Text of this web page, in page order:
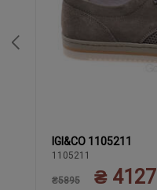
39 40 41
IGI&CO 1105211
1105211
₴5895 ₴ 4127